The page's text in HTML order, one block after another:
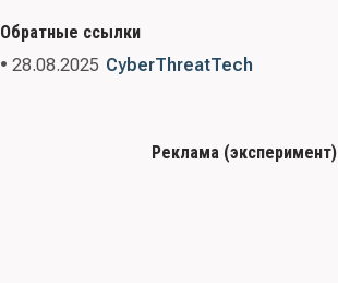
Обратные ссылки
• 28.08.2025 CyberThreatTech
Реклама (эксперимент)